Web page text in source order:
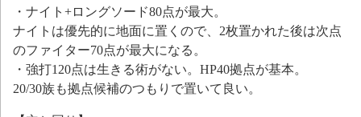
・ナイト+ロングソード80点が最大。
ナイトは優先的に地面に置くので、2枚置かれた後は次点
のファイター70点が最大になる。
・強打120点は生きる術がない。HP40拠点が基本。
20/30族も拠点候補のつもりで置いて良い。